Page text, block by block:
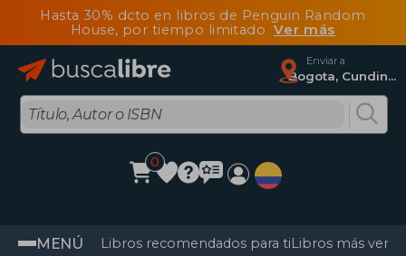
Hasta 30% dcto en libros de Penguin Random
House, por tiempo limitadoVer más
Enviar a
Bogota, Cundinamarca
0
MENÚ Libros recomendados para tiLibros más